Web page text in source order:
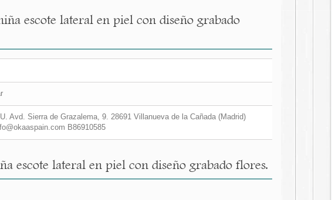
escote lateral en piel con diseño grabado
Avd. Sierra de Grazalema, 9. 28691 Villanueva de la Cañada (Madrid)
B86910585
escote lateral en piel con diseño grabado flores.